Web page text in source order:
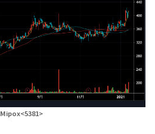
Mipox<5381>